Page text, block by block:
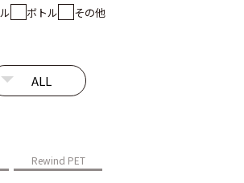
ボトル その他
Rewind PET